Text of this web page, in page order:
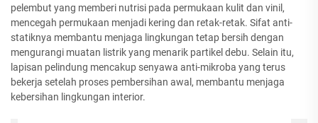
pelembut yang memberi nutrisi pada permukaan kulit dan vinil,
mencegah permukaan menjadi kering dan retak-retak. Sifat anti-
statiknya membantu menjaga lingkungan tetap bersih dengan
mengurangi muatan listrik yang menarik partikel debu. Selain itu,
lapisan pelindung mencakup senyawa anti-mikroba yang terus
bekerja setelah proses pembersihan awal, membantu menjaga
kebersihan lingkungan interior.